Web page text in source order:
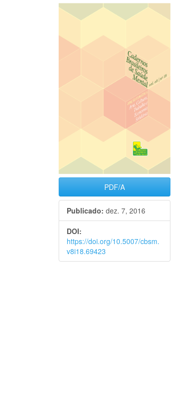
Barra
de
PDF/A
Publicado: dez. 7, 2016
DOI:
https://doi.org/10.5007/cbsm.
v8i18.69423